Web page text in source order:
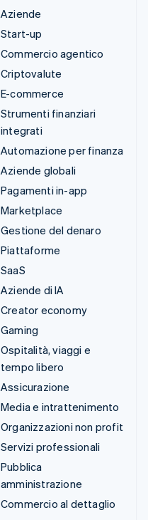
Aziende
Start-up
Commercio agentico
Criptovalute
E-commerce
Strumenti finanziari
integrati
Automazione per finanza
Aziende globali
Pagamenti in-app
Marketplace
Gestione del denaro
Piattaforme
SaaS
Aziende di IA
Creator economy
Gaming
Ospitalità, viaggi e
tempo libero
Assicurazione
Media e intrattenimento
Organizzazioni non profit
Servizi professionali
Pubblica
amministrazione
Commercio al dettaglio